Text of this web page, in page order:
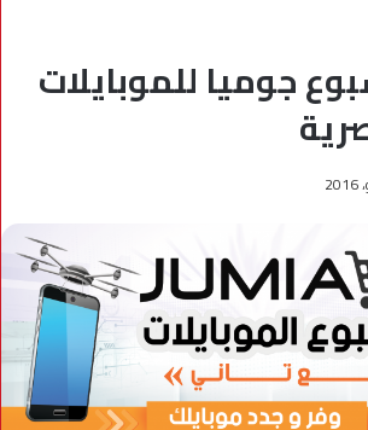
جوميا للموبايلات